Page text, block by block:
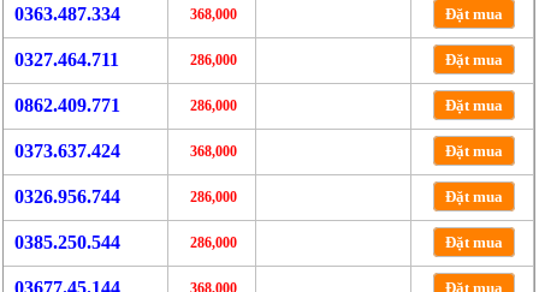
0363.487.334 368,000 Đặt mua
0327.464.711 286,000 Đặt mua
0862.409.771 286,000 Đặt mua
0373.637.424 368,000 Đặt mua
0326.956.744 286,000 Đặt mua
0385.250.544 286,000 Đặt mua
03677.45.144 368,000 Đặt mua